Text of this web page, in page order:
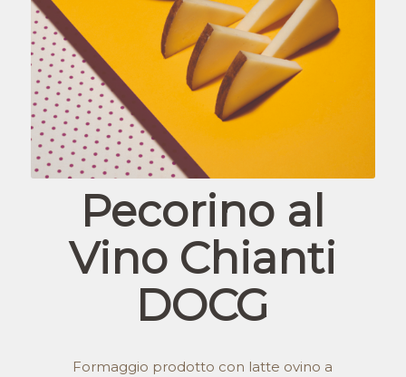
Pecorino al
Vino Chianti
DOCG
Formaggio prodotto con latte ovino a